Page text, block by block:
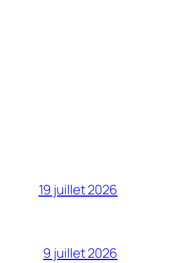
19 juillet 2026
9 juillet 2026